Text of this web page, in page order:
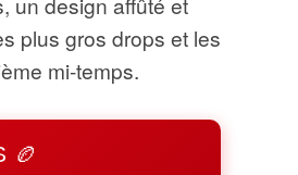
plus gros drops et les
mi-temps.
🏉